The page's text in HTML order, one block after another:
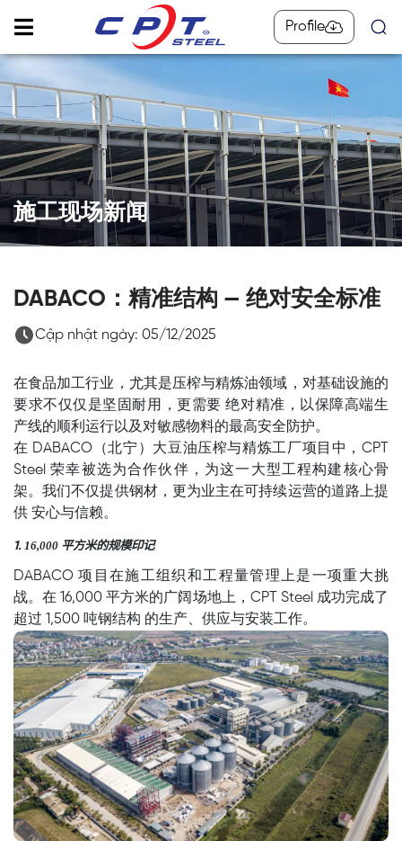
Profile
施工现场新闻
DABACO：精准结构 — 绝对安全标准
Cập nhật ngày: 05/12/2025
在食品加工行业，尤其是压榨与精炼油领域，对基础设施的
要求不仅仅是坚固耐用，更需要 绝对精准，以保障高端生
产线的顺利运行以及对敏感物料的最高安全防护。
在 DABACO（北宁）大豆油压榨与精炼工厂项目中，CPT
Steel 荣幸被选为合作伙伴，为这一大型工程构建核心骨
架。我们不仅提供钢材，更为业主在可持续运营的道路上提
供 安心与信赖。
1. 16,000 平方米的规模印记
DABACO 项目在施工组织和工程量管理上是一项重大挑
战。在 16,000 平方米的广阔场地上，CPT Steel 成功完成了
超过 1,500 吨钢结构 的生产、供应与安装工作。